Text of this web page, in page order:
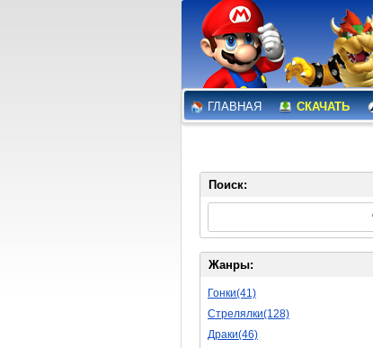
ГЛАВНАЯ СКАЧАТЬ
Поиск:
Жанры:
Гонки(41)
Стрелялки(128)
Драки(46)